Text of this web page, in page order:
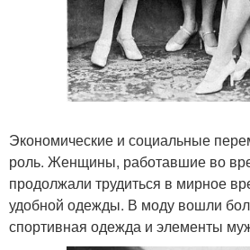
Экономические и социальные
роль. Женщины, работавшие во
продолжали трудиться в мирное
удобной одежды. В моду вошли
спортивная одежда и элементы